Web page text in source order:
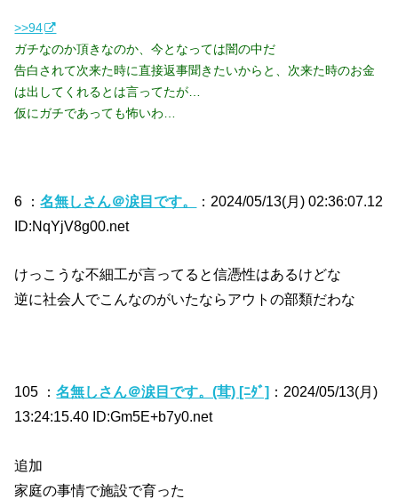
>>94
ガチなのか頂きなのか、今となっては闇の中だ
告白されて次来た時に直接返事聞きたいからと、次来た時のお金
は出してくれるとは言ってたが…
仮にガチであっても怖いわ…
6 ：名無しさん＠涙目です。
：2024/05/13(月) 02:36:07.12
ID:NqYjV8g00.net
けっこうな不細工が言ってると信憑性はあるけどな
逆に社会人でこんなのがいたならアウトの部類だわな
105 ：名無しさん＠涙目です。(茸) [ﾆﾀﾞ] ：2024/05/13(月)
13:24:15.40 ID:Gm5E+b7y0.net
追加
家庭の事情で施設で育った